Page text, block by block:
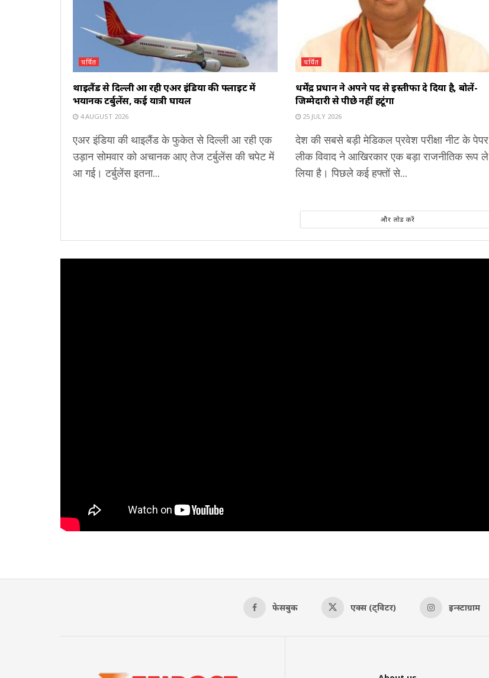
चर्चित
थाइलैंड से दिल्ली आ रही एअर इंडिया की फ्लाइट में
भयानक टर्बुलेंस, कई यात्री घायल
4 AUGUST 2026
एअर इंडिया की थाइलैंड के फुकेत से दिल्ली आ रही एक
उड़ान सोमवार को अचानक आए तेज टर्बुलेंस की चपेट में
आ गई। टर्बुलेंस इतना...
चर्चित
धर्मेंद्र प्रधान ने अपने पद से इस्तीफा दे दिया है, बोलें-
जिम्मेदारी से पीछे नहीं हटूंगा
25 JULY 2026
देश की सबसे बड़ी मेडिकल प्रवेश परीक्षा नीट के पेपर
लीक विवाद ने आखिरकार एक बड़ा राजनीतिक रूप ले
लिया है। पिछले कई हफ्तों से...
और लोड करें
फेसबुक एक्स (ट्विटर) इन्स्टाग्राम